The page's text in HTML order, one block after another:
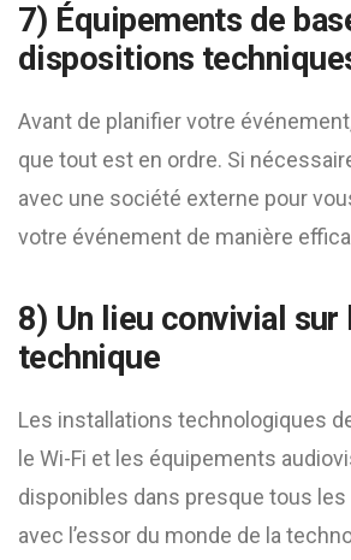
7) Équipements de
dispositions
Avant de planifier votre
que tout est en ordre. Si
avec une société externe pour
votre événement de manière
8) Un lieu convivial sur
technique
Les installations technologiques
le Wi-Fi et les équipements
disponibles dans presque tous les
avec l’essor du monde de la